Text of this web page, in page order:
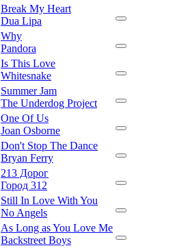
Break My Heart
Dua Lipa
Why
Pandora
Is This Love
Whitesnake
Summer Jam
The Underdog Project
One Of Us
Joan Osborne
Don't Stop The Dance
Bryan Ferry
213 Дорог
Город 312
Still In Love With You
No Angels
As Long as You Love Me
Backstreet Boys